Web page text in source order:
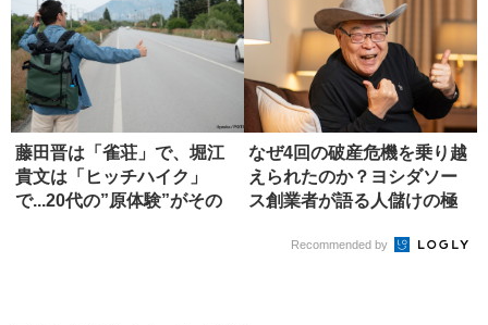
藤田晋は「雀荘」で、堀江
貴文は「ヒッチハイク」
で...20代の”原体験”がその
なぜ4回の破産危機を乗り越
えられたのか？ヨシダソー
ス創業者が語る人儲けの極
Recommended by